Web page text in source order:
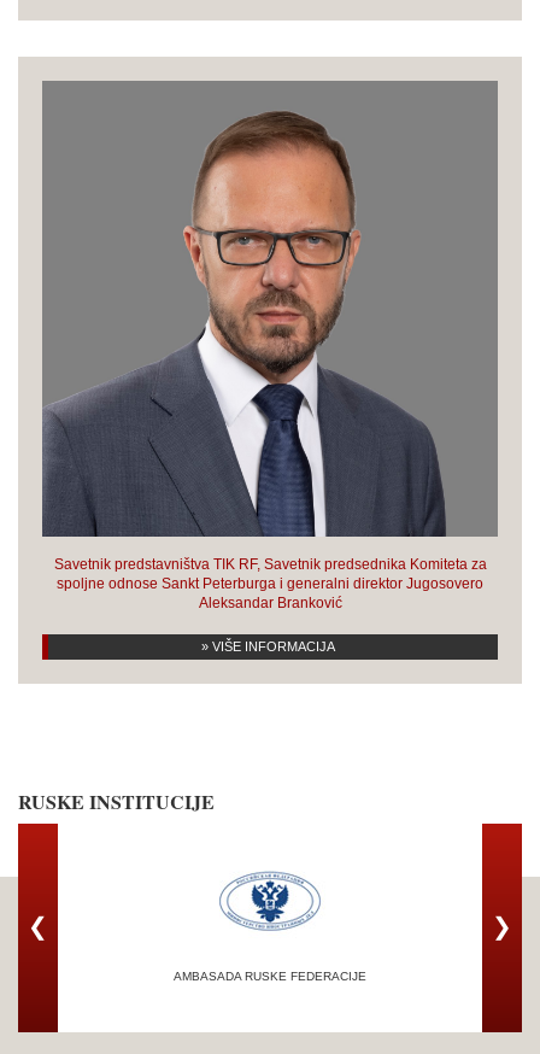
Savetnik predstavništva TIK RF, Savetnik predsednika Komiteta za
spoljne odnose Sankt Peterburga i generalni direktor Jugosovero
Aleksandar Branković
» VIŠE INFORMACIJA
RUSKE INSTITUCIJE
AMBASADA RUSKE FEDERACIJE
❮ ❯